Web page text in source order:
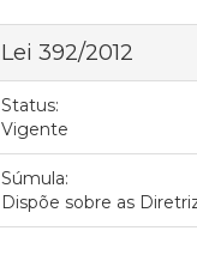
Lei 392/2012
Status:
Vigente
Súmula:
Dispõe sobre as